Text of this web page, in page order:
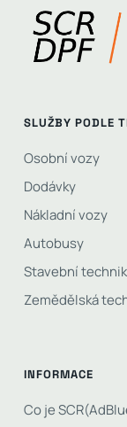
SLUŽBY PODLE
Osobní vozy
Dodávky
Nákladní vozy
Autobusy
Stavební
Zemědělská
INFORMACE
Co je